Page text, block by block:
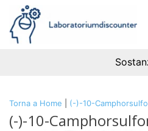
Torna a Home (-)-10-
(-)-10-